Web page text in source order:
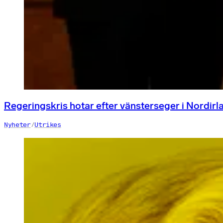
Regeringskris hotar efter vänsterseger i
Nyheter/Utrikes